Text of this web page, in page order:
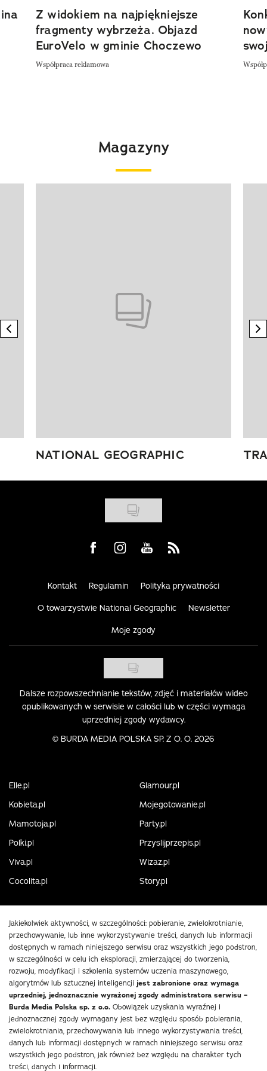
Z widokiem na najpiękniejsze
fragmenty wybrzeża. Objazd
EuroVelo w gminie Choczewo
Współpraca reklamowa
Magazyny
previous element
NATIONAL GEOGRAPHIC
Visit us on Facebook
Visit us on Instagram
Visit us on Youtube
Visit us on Rss
Kontakt Regulamin Polityka prywatności
O towarzystwie National Geographic Newsletter
Moje zgody
Dalsze rozpowszechnianie tekstów, zdjęć i materiałów wideo
opublikowanych w serwisie w całości lub w części wymaga
uprzedniej zgody wydawcy.
© BURDA MEDIA POLSKA SP. Z O. O. 2026
Elle.pl
Glamour.pl
Kobieta.pl
Mojegotowanie.pl
Mamotoja.pl
Party.pl
Polki.pl
Przyslijprzepis.pl
Viva.pl
Wizaz.pl
Cocolita.pl
Story.pl
Jakiekolwiek aktywności, w szczególności: pobieranie, zwielokrotnianie,
przechowywanie, lub inne wykorzystywanie treści, danych lub informacji
dostępnych w ramach niniejszego serwisu oraz wszystkich jego podstron,
w szczególności w celu ich eksploracji, zmierzającej do tworzenia,
rozwoju, modyfikacji i szkolenia systemów uczenia maszynowego,
algorytmów lub sztucznej inteligencji jest zabronione oraz wymaga
uprzedniej, jednoznacznie wyrażonej zgody administratora serwisu –
Burda Media Polska sp. z o.o. Obowiązek uzyskania wyraźnej i
jednoznacznej zgody wymagany jest bez względu sposób pobierania,
zwielokrotniania, przechowywania lub innego wykorzystywania treści,
danych lub informacji dostępnych w ramach niniejszego serwisu oraz
wszystkich jego podstron, jak również bez względu na charakter tych
treści, danych i informacji.